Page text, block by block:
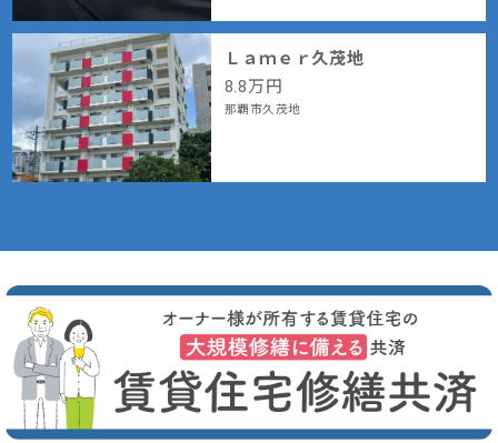
Ｌａｍｅｒ久茂地
8.8万円
那覇市久茂地